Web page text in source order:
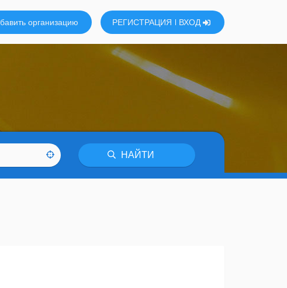
организацию РЕГИСТРАЦИЯ ВХОД
НАЙТИ